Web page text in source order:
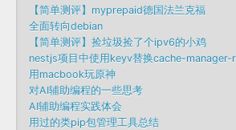
【简单测评】myprepaid德国法兰克福
全面转向debian
【简单测评】捡垃圾捡了个ipv6的小鸡
nestjs项目中使用keyv替换cache-
用macbook玩原神
对AI辅助编程的一些思考
AI辅助编程实践体会
用过的类pip包管理工具总结